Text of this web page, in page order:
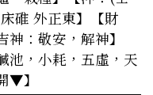
碓 外正東】【財
：敬安，解神】
池，小耗，五虛，天
▼】